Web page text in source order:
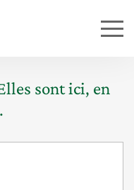
sont ici, en